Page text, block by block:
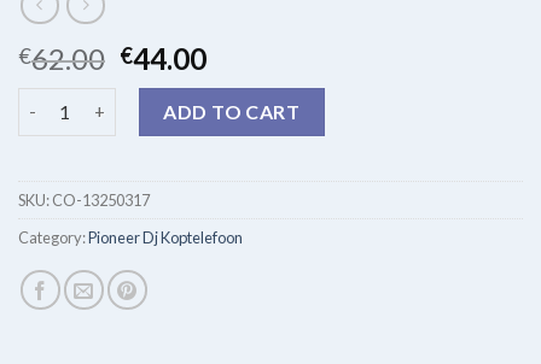
€62.00 €44.00
ADD TO CART
SKU:CO-13250317
Category:Pioneer Dj Koptelefoon